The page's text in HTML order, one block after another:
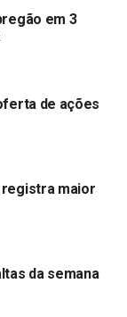
22 bilhões do
de
de
a Caixa, que
do
em 3
de ações
registra maior
da semana